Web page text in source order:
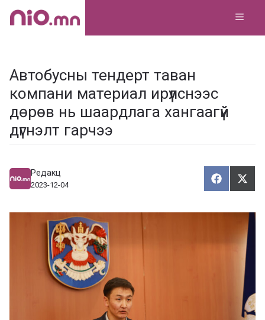
Skip
Автобусны тендерт таван
компани материал ирүүлснээс
дөрөв нь шаардлага хангаагүй
дүгнэлт гарчээ
Редакц
2023-12-04
Х
у
а
ц
Т
э
э
х